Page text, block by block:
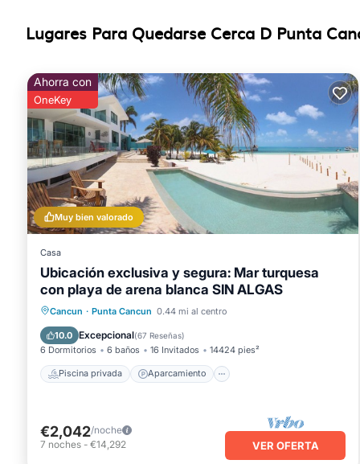
de estrellas y tiene más de 3 reviews con el puntaje
para el trabajo o por el ocio, considere quedarse en este
Puede verificar las revisiones y la descripción de este 1
Alojamiento.io en Cancún. Estos detalles son Auténtico,
Este Beach Condo. Heart of The Hotel Zone, Cancun en
enumerado a continuación. Tenga en cuenta que estos
Heart of The Hotel Zone, Cancun". Confiamos únicamente
alguna preocupación sobre el información o precisión que
Lugares Para Quedarse Cerca D Punta
Muy bien valorado
Ahorra con
OneKey
Casa
Ubicación exclusiva y segura: Mar turquesa
con playa de arena blanca SIN ALGAS
Cancun · Punta Cancun 0.44 mi al centro
10.0 Excepcional(67 Reseñas)
6 Dormitorios 6 baños 16 Invitados 14424 pies²
Piscina privada Aparcamiento
Piscina privada
Aparcamiento
Piscina
Vista al mar
€2,042/noche
7 noches - €14,292 VER OFERTA